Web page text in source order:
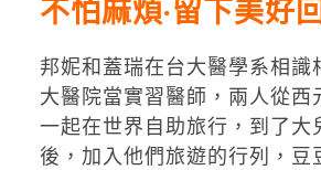
不怕麻煩‧留下美好
邦妮和蓋瑞在台大醫學系相識
大醫院當實習醫師，兩人從西
一起在世界自助旅行，到了大
後，加入他們旅遊的行列，豆